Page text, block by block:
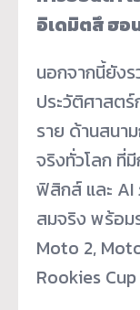
อิเดมิตสึ ฮอ
นอกจากนี้ยังร
ประวัติศาสต
ราย ด้านสนา
จริงทั่วโลก ที่
ฟิสิกส์ และ AI
สมจริง พร้อ
Moto 2,
Rookies